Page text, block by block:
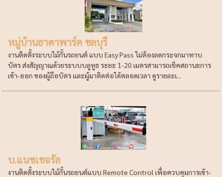
หมู่บ้านธาดาพาร์ค ชลบุรี
งานติดตั้งระบบไม้กั้นรถยนต์ แบบ Easy Pass ไม่ต้องลดกระจกมาทาบ
บัตร ส่งสัญญาณด้วยระบบบลูทูธ ระยะ 1-20 เมตรสามารถเช็คสถานะการ
เข้า-ออก ของผู้ถือบัตร และผู้มาติดต่อได้ตลอดเวลา ดูรายละเ...
บ.แนชเชอรัล
งานติดตั้งระบบไม้กั้นรถยนต์แบบ Remote Control เพื่อควบคุมการเข้า-